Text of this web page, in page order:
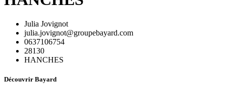
Julia Jovignot
julia.jovignot@groupebayard.com
0637106754
28130
HANCHES
Découvrir Bayard